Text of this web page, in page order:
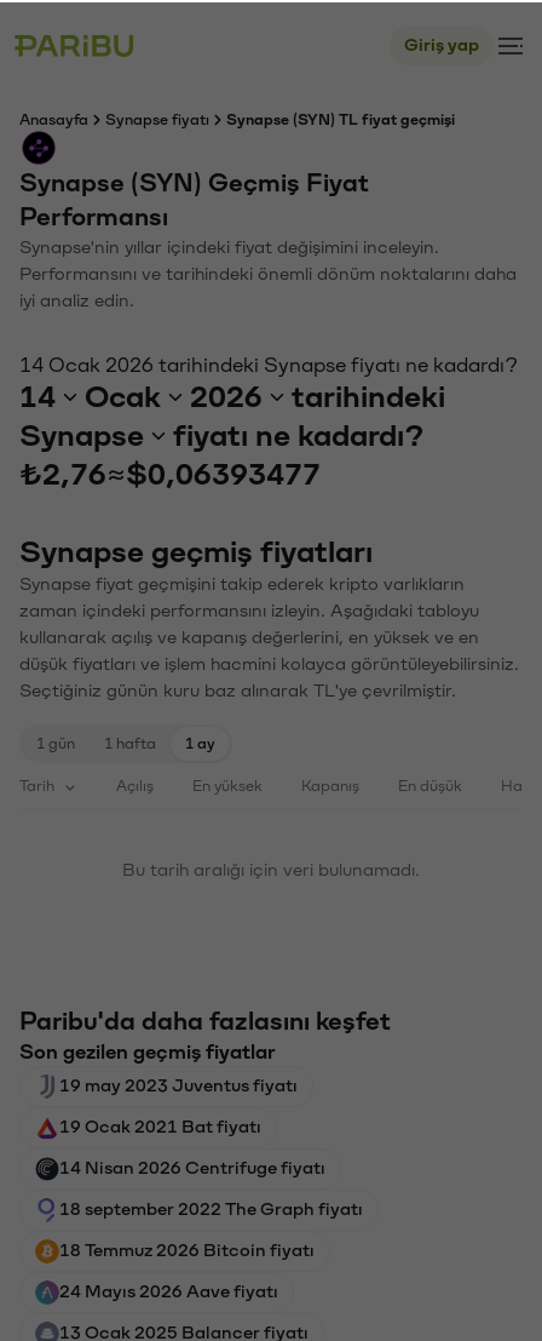
Giriş yap
Anasayfa Synapse fiyatı Synapse (SYN) TL fiyat geçmişi
Synapse (SYN) Geçmiş Fiyat
Performansı
Synapse'nin yıllar içindeki fiyat değişimini inceleyin.
Performansını ve tarihindeki önemli dönüm noktalarını daha
iyi analiz edin.
14 Ocak 2026 tarihindeki Synapse fiyatı ne kadardı?
14 Ocak 2026
tarihindeki
Synapse
fiyatı ne kadardı?
₺2,76≈$0,06393477
Synapse geçmiş fiyatları
Synapse fiyat geçmişini takip ederek kripto varlıkların
zaman içindeki performansını izleyin. Aşağıdaki tabloyu
kullanarak açılış ve kapanış değerlerini, en yüksek ve en
düşük fiyatları ve işlem hacmini kolayca görüntüleyebilirsiniz.
Seçtiğiniz günün kuru baz alınarak TL'ye çevrilmiştir.
1 gün 1 hafta 1 ay
Tarih Açılış En yüksek Kapanış En düşük
Bu tarih aralığı için veri bulunamadı.
Paribu'da daha fazlasını keşfet
Son gezilen geçmiş fiyatlar
19 may 2023 Juventus fiyatı
19 Ocak 2021 Bat fiyatı
14 Nisan 2026 Centrifuge fiyatı
18 september 2022 The Graph fiyatı
18 Temmuz 2026 Bitcoin fiyatı
24 Mayıs 2026 Aave fiyatı
13 Ocak 2025 Balancer fiyatı